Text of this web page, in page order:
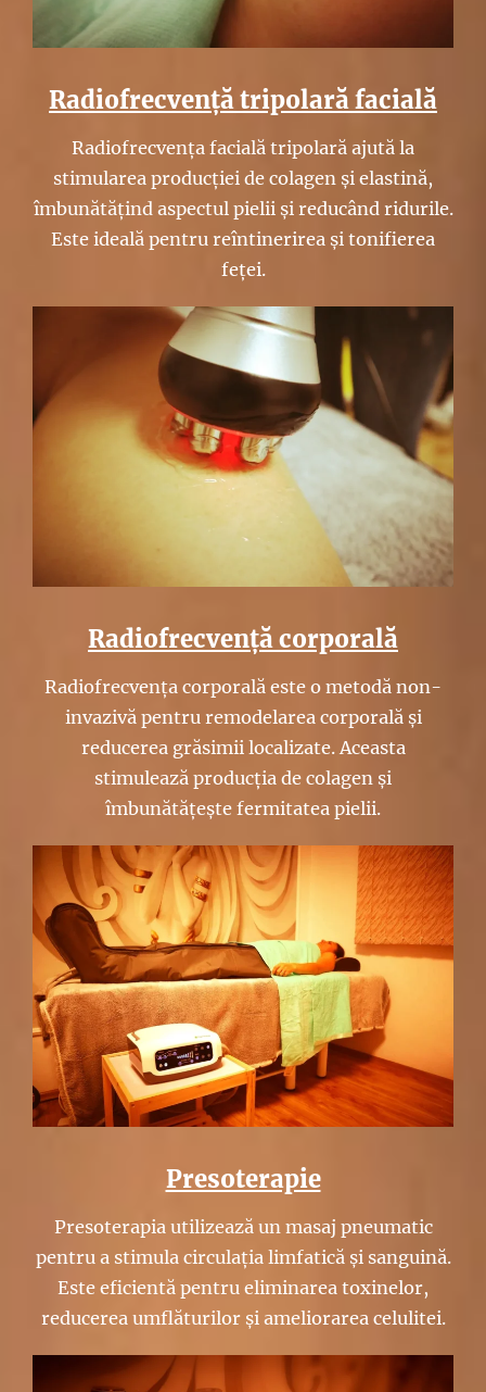
Radiofrecvență tripolară facială
Radiofrecvența facială tripolară ajută la
stimularea producției de colagen și elastină,
îmbunătățind aspectul pielii și reducând ridurile.
Este ideală pentru reîntinerirea și tonifierea
feței.
Radiofrecvență corporală
Radiofrecvența corporală este o metodă non-
invazivă pentru remodelarea corporală și
reducerea grăsimii localizate. Aceasta
stimulează producția de colagen și
îmbunătățește fermitatea pielii.
Presoterapie
Presoterapia utilizează un masaj pneumatic
pentru a stimula circulația limfatică și sanguină.
Este eficientă pentru eliminarea toxinelor,
reducerea umflăturilor și ameliorarea celulitei.